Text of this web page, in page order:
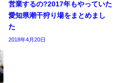
営業するの?2017年もやっていた
愛知県潮干狩り場をまとめまし
た
2018年4月20日